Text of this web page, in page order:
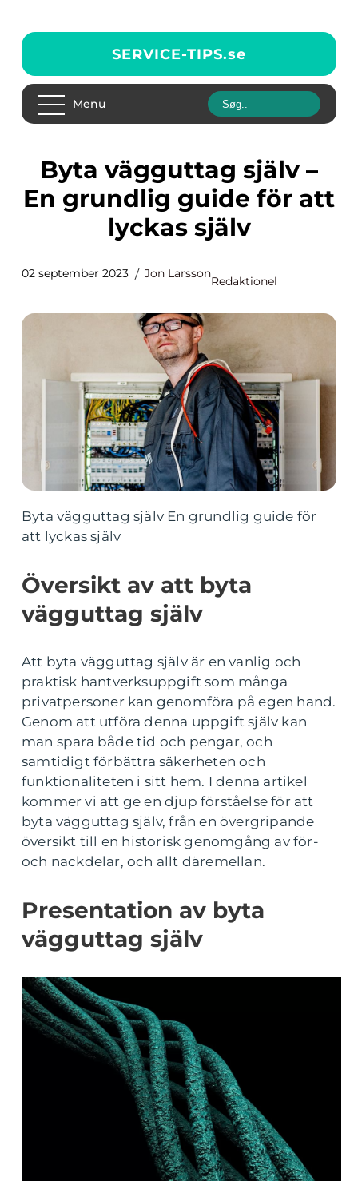
SERVICE-TIPS.se
Menu
Byta vägguttag själv –
En grundlig guide för att
lyckas själv
02 september 2023 Jon Larsson
Redaktionel
Byta vägguttag själv En grundlig guide för
att lyckas själv
Översikt av att byta
vägguttag själv
Att byta vägguttag själv är en vanlig och
praktisk hantverksuppgift som många
privatpersoner kan genomföra på egen hand.
Genom att utföra denna uppgift själv kan
man spara både tid och pengar, och
samtidigt förbättra säkerheten och
funktionaliteten i sitt hem. I denna artikel
kommer vi att ge en djup förståelse för att
byta vägguttag själv, från en övergripande
översikt till en historisk genomgång av för-
och nackdelar, och allt däremellan.
Presentation av byta
vägguttag själv